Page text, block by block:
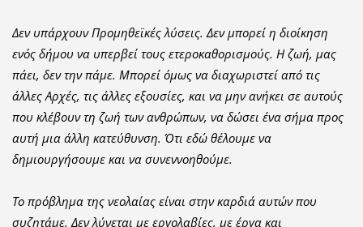
Δεν υπάρχουν Προμηθεϊκές λύσεις. Δεν μπορεί η διοίκηση
ενός δήμου να υπερβεί τους ετεροκαθορισμούς. Η ζωή, μας
πάει, δεν την πάμε. Μπορεί όμως να διαχωριστεί από τις
άλλες Αρχές, τις άλλες εξουσίες, και να μην ανήκει σε αυτούς
που κλέβουν τη ζωή των ανθρώπων, να δώσει ένα σήμα προς
αυτή μια άλλη κατεύθυνση. Ότι εδώ θέλουμε να
δημιουργήσουμε και να συνεννοηθούμε.
Το πρόβλημα της νεολαίας είναι στην καρδιά αυτών που
συζητάμε. Δεν λύνεται με εργολαβίες, με έργα και